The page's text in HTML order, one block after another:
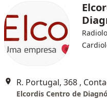
R. Portugal, 368 ,
Elcordis Centro de